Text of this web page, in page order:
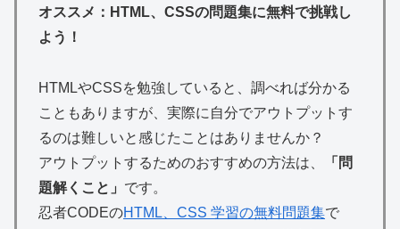
オススメ：HTML、CSSの問題集に無料で挑戦し
よう！
HTMLやCSSを勉強していると、調べれば分かる
こともありますが、実際に自分でアウトプットす
るのは難しいと感じたことはありませんか？
アウトプットするためのおすすめの方法は、
「問
題解くこと」 です。
忍者CODEのHTML、CSS 学習の無料問題集で